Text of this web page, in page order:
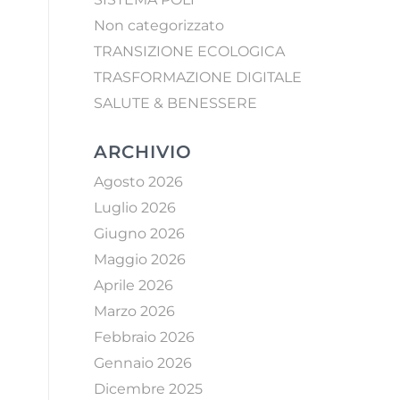
Non categorizzato
TRANSIZIONE ECOLOGICA
TRASFORMAZIONE DIGITALE
SALUTE & BENESSERE
ARCHIVIO
Agosto 2026
Luglio 2026
Giugno 2026
Maggio 2026
Aprile 2026
Marzo 2026
Febbraio 2026
Gennaio 2026
Dicembre 2025